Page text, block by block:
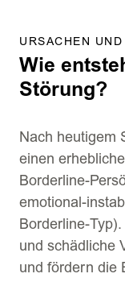
URSACHEN
Wie
Störung?
Nach heutigem
einen
Borderline-
emotional-
Borderline-
und schädliche
und fördern die